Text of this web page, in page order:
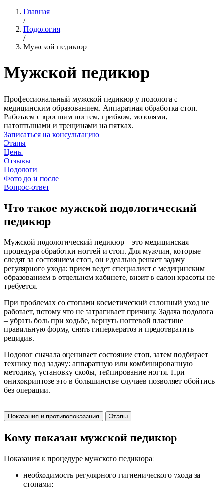
Главная
/
Подология
/
Мужской педикюр
Мужской педикюр
Профессиональный мужской педикюр у подолога с
медицинским образованием. Аппаратная обработка стоп.
Работаем с вросшим ногтем, грибком, мозолями,
натоптышами и трещинами на пятках.
Записаться на консультацию
Этапы
Цены
Отзывы
Подологи
Фото до и после
Вопрос-ответ
Что такое мужской подологический
педикюр
Мужской подологический педикюр – это медицинская
процедура обработки ногтей и стоп. Для мужчин, которые
следят за состоянием стоп, он идеально решает задачу
регулярного ухода: прием ведет специалист с медицинским
образованием в отдельном кабинете, визит в салон красоты не
требуется.
При проблемах со стопами косметический салонный уход не
работает, потому что не затрагивает причину. Задача подолога
– убрать боль при ходьбе, вернуть ногтевой пластине
правильную форму, снять гиперкератоз и предотвратить
рецидив.
Подолог сначала оценивает состояние стоп, затем подбирает
технику под задачу: аппаратную или комбинированную
методику, установку скобы, тейпирование ногтя. При
онихокриптозе это в большинстве случаев позволяет обойтись
без операции.
Показания и противопоказания Этапы
Кому показан мужской педикюр
Показания к процедуре мужского педикюра:
необходимость регулярного гигиенического ухода за
стопами;